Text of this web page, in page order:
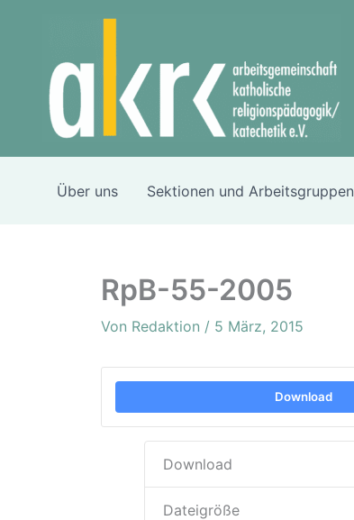
Über uns Sektionen und Arbeitsgruppen
RpB-55-2005
Von Redaktion / 5 März, 2015
Download
Download
Dateigröße